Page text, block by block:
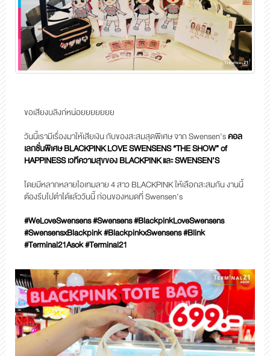
ขอเสียงบลิงก์หน่อยยยยยยย
วันนี้เรามีเรื่องมาให้เสียเงิน กับของสะสมสุดพิเศษ จาก Swensen’sคอล
เลกชั่นพิเศษ BLACKPINK LOVE SWENSENS “THE SHOW” of
HAPPINESS เวทีความสุขของ BLACKPINK และ SWENSEN’S
โดยมีหลากหลายไอเทมลาย 4 สาว BLACKPINK ให้เลือกสะสมกันงานนี้
ต้องรีบไปตำได้แล้ววันนี้ ก่อนของหมดที่ Swensen’s
#WeLoveSwensens #Swensens #BlackpinkLoveSwensens
#SwensensxBlackpink#BlackpinkxSwensens #Blink
#Terminal21Asok #Terminal21